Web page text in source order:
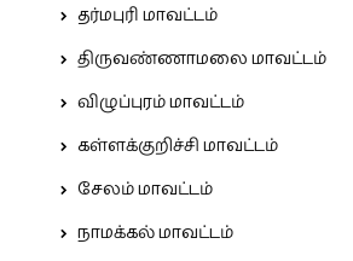
தர்மபுரி மாவட்டம்
திருவண்ணாமலை மாவட்டம்
விழுப்புரம் மாவட்டம்
கள்ளக்குறிச்சி மாவட்டம்
சேலம் மாவட்டம்
நாமக்கல் மாவட்டம்